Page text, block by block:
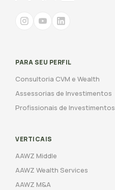
PARA SEU PERFIL
Consultoria CVM e Wealth
Assessorias de Investimentos
Profissionais de Investimentos
VERTICAIS
AAWZ Middle
AAWZ Wealth Services
AAWZ M&A